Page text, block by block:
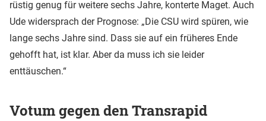
rüstig genug für weitere sechs Jahre, konterte Maget. Auch
Ude widersprach der Prognose: „Die CSU wird spüren, wie
lange sechs Jahre sind. Dass sie auf ein früheres Ende
gehofft hat, ist klar. Aber da muss ich sie leider
enttäuschen.“
Votum gegen den Transrapid